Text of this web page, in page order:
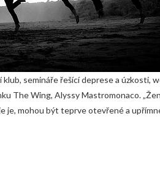
semináře řešící deprese a úzkosti,
The Wing, Alyssy Mastromonaco.
je, mohou být teprve otevřené a